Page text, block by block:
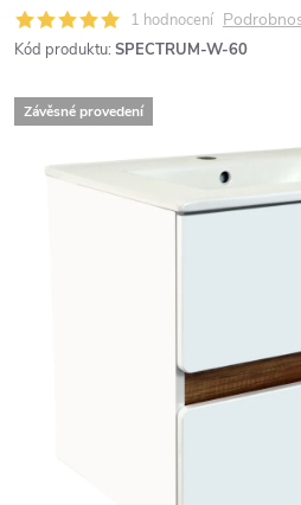
1 hodnocení
Kód produktu: SPECTRUM-W-60
Závěsné provedení